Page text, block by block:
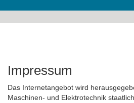
Impressum
Das Internetangebot wird
Maschinen- und Elektrotechnik